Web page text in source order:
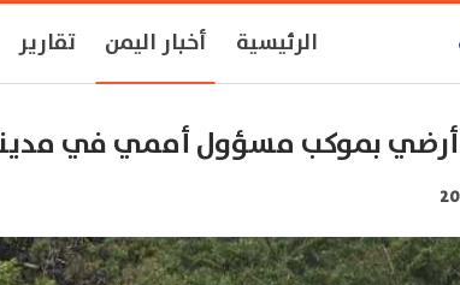
الرئيسية أخبار اليمن تقارير
أرضي بموكب مسؤول أممي في